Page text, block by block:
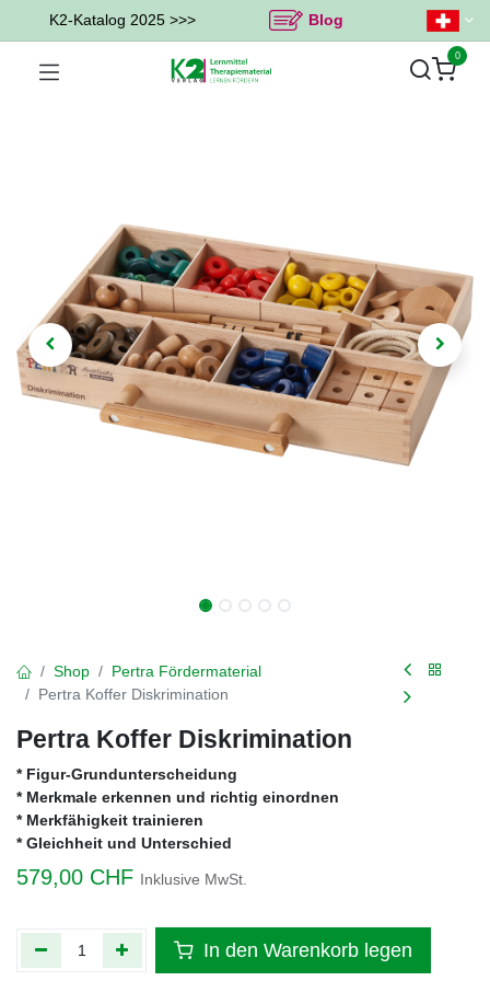
K2-Katalog 2025 >>> Blog
0
Shop
Pertra Fördermaterial
Pertra Koffer Diskrimination
Pertra Koffer Diskrimination
* Figur-Grundunterscheidung
* Merkmale erkennen und richtig einordnen
* Merkfähigkeit trainieren
* Gleichheit und Unterschied
579,00 CHF Inklusive MwSt.
In den Warenkorb legen